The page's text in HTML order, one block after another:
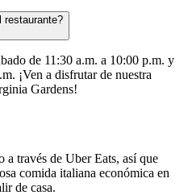
restaurante?
de 11:30 a.m. a 10:00 p.m. y
¡Ven a disfrutar de nuestra
Gardens!
través de Uber Eats, así que
comida italiana económica en
de casa.